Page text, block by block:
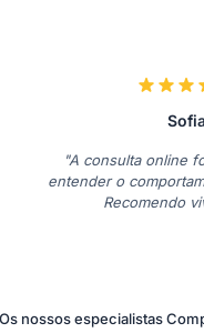
Sofia
"A consulta online
entender o
Recomendo
Os nossos especialistas